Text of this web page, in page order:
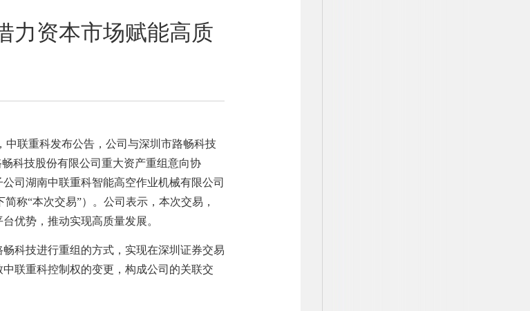
力资本市场赋能高质
联重科发布公告，公司与深圳市路畅科技
科技股份有限公司重大资产重组意向协
司湖南中联重科智能高空作业机械有限公司
称“本次交易”）。公司表示，本次交易，
优势，推动实现高质量发展。
技进行重组的方式，实现在深圳证券交易
联重科控制权的变更，构成公司的关联交